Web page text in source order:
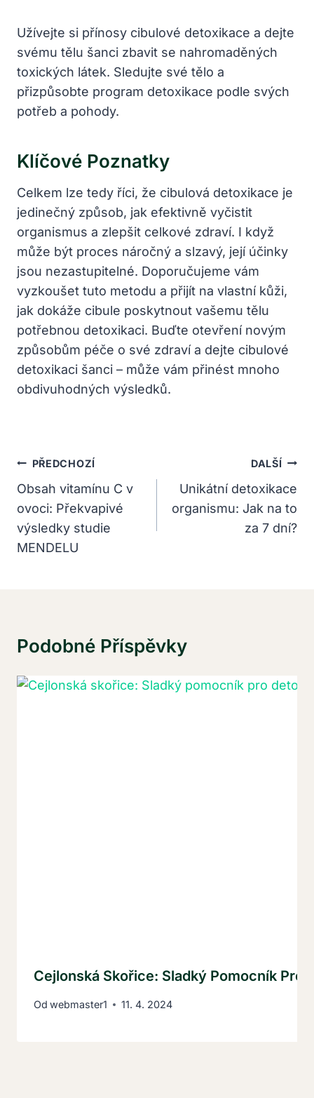
Užívejte si přínosy cibulové detoxikace a dejte
svému tělu šanci⁣ zbavit ⁤se nahromaděných
toxických látek. Sledujte své tělo ⁤a
⁣přizpůsobte program‍ detoxikace podle svých
⁢potřeb a pohody.
Klíčové‌ Poznatky
Celkem‌ lze tedy⁣ říci, že cibulová detoxikace​ je
jedinečný způsob, ‌jak ⁤efektivně ⁤vyčistit
organismus a zlepšit celkové zdraví. I když
může být ⁢proces náročný a slzavý, její účinky⁢
jsou nezastupitelné. Doporučujeme vám
⁢vyzkoušet tuto metodu a ​přijít na vlastní kůži,‌
jak dokáže cibule poskytnout‌ vašemu tělu⁣
potřebnou detoxikaci. Buďte otevření novým
způsobům péče o své zdraví a dejte cibulové
detoxikaci šanci – může ⁢vám‍ přinést mnoho
obdivuhodných výsledků.
Navigace
Pro
Příspěvek
PŘEDCHOZÍ
Obsah vitamínu C v
ovoci: Překvapivé
výsledky studie
MENDELU
DALŠÍ
Unikátní detoxikace
organismu: Jak na to
za 7 dní?
Podobné Příspěvky
Cejlonská Skořice: Sladký Pomocník Pro
Od webmaster1 11. 4. 2024